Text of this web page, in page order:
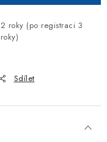
2 roky (po registraci 3
roky)
Sdílet